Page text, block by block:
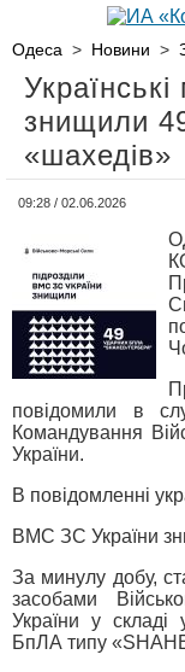
Одеса > Новини >
знищили
«шахедів»
09:28 / 02.06.2026
повідомили в
Командування
України.
В повідомленні
ВМС ЗС України
За минулу добу,
засобами
України у складі
БпЛА типу